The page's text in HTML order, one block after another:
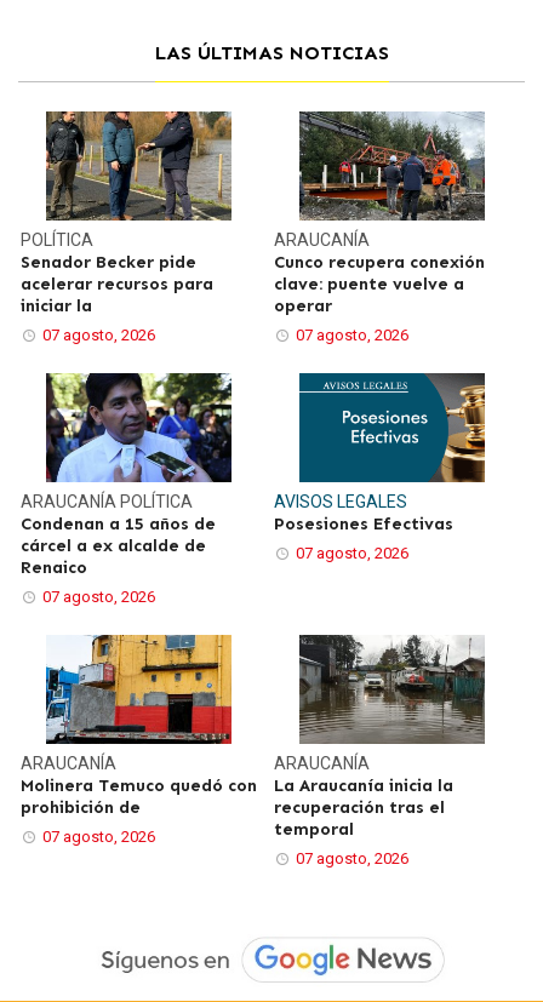
LAS ÚLTIMAS NOTICIAS
POLÍTICA
Senador Becker pide
acelerar recursos para
iniciar la
07 agosto, 2026
ARAUCANÍA
Cunco recupera conexión
clave: puente vuelve a
operar
07 agosto, 2026
ARAUCANÍA POLÍTICA
Condenan a 15 años de
cárcel a ex alcalde de
Renaico
07 agosto, 2026
AVISOS LEGALES
Posesiones Efectivas
07 agosto, 2026
ARAUCANÍA
Molinera Temuco quedó con
prohibición de
07 agosto, 2026
ARAUCANÍA
La Araucanía inicia la
recuperación tras el
temporal
07 agosto, 2026